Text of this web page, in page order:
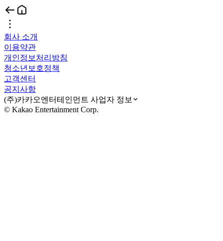
회사 소개
이용약관
개인정보처리방침
청소년보호정책
고객센터
공지사항
(주)카카오엔터테인먼트 사업자 정보
© Kakao Entertainment Corp.